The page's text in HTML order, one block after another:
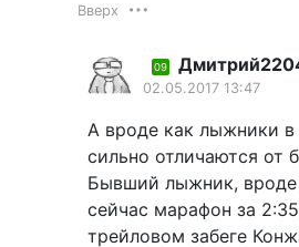
Вверх
09
02.05.2017 13:47
А вроде как лыжники
сильно отличаются от
Бывший лыжник,
сейчас марафон за
трейловом забеге